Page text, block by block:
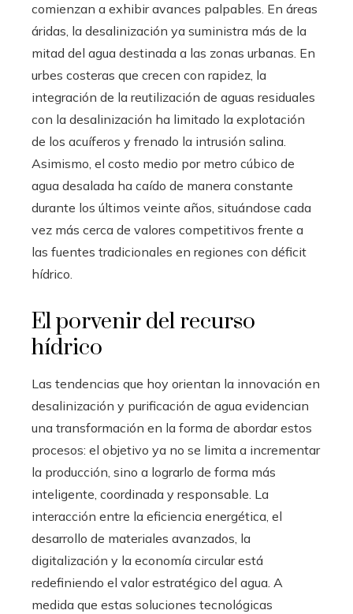
comienzan a exhibir avances palpables. En áreas
áridas, la desalinización ya suministra más de la
mitad del agua destinada a las zonas urbanas. En
urbes costeras que crecen con rapidez, la
integración de la reutilización de aguas residuales
con la desalinización ha limitado la explotación
de los acuíferos y frenado la intrusión salina.
Asimismo, el costo medio por metro cúbico de
agua desalada ha caído de manera constante
durante los últimos veinte años, situándose cada
vez más cerca de valores competitivos frente a
las fuentes tradicionales en regiones con déficit
hídrico.
El porvenir del recurso
hídrico
Las tendencias que hoy orientan la innovación en
desalinización y purificación de agua evidencian
una transformación en la forma de abordar estos
procesos: el objetivo ya no se limita a incrementar
la producción, sino a lograrlo de forma más
inteligente, coordinada y responsable. La
interacción entre la eficiencia energética, el
desarrollo de materiales avanzados, la
digitalización y la economía circular está
redefiniendo el valor estratégico del agua. A
medida que estas soluciones tecnológicas